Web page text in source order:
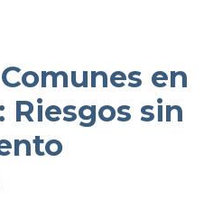
en
Riesgos sin